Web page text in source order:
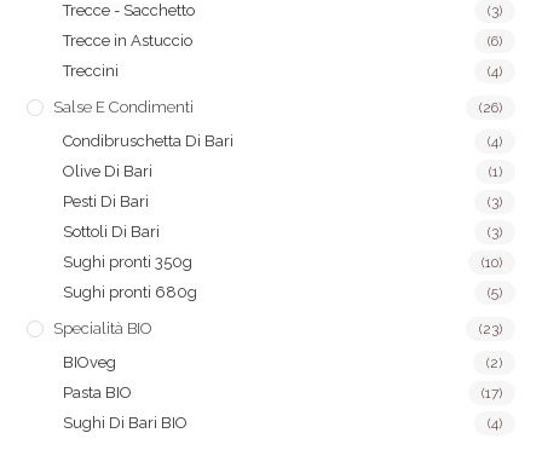
Trecce - Sacchetto (3)
Trecce in Astuccio (6)
Treccini (4)
Salse E Condimenti (26)
Condibruschetta Di Bari (4)
Olive Di Bari (1)
Pesti Di Bari (3)
Sottoli Di Bari (3)
Sughi pronti 350g (10)
Sughi pronti 680g (5)
Specialità BIO (23)
BIOveg (2)
Pasta BIO (17)
Sughi Di Bari BIO (4)